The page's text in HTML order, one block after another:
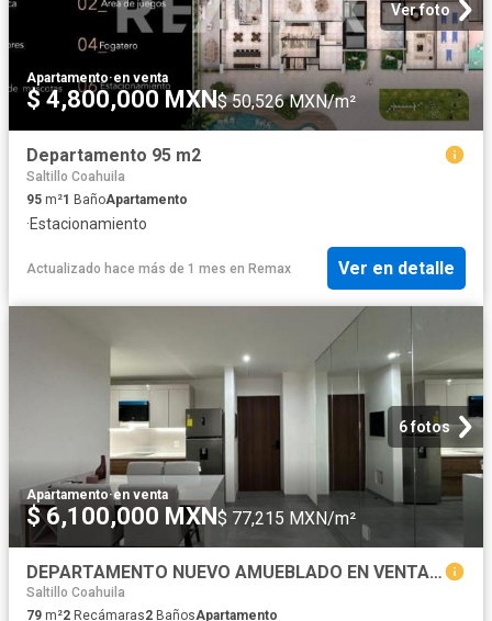
Ver foto
Apartamento·en venta
$ 4,800,000 MXN$ 50,526 MXN/m²
Departamento 95 m2
Saltillo Coahuila
95 m²1 BañoApartamento
·Estacionamiento
Actualizado hace más de 1 mes en Remax Ver en detalle
6 fotos
Apartamento·en venta
$ 6,100,000 MXN$ 77,215 MXN/m²
DEPARTAMENTO NUEVO AMUEBLADO EN VENTA | DISTRITO KARENA
Saltillo Coahuila
79 m²2 Recámaras2 BañosApartamento